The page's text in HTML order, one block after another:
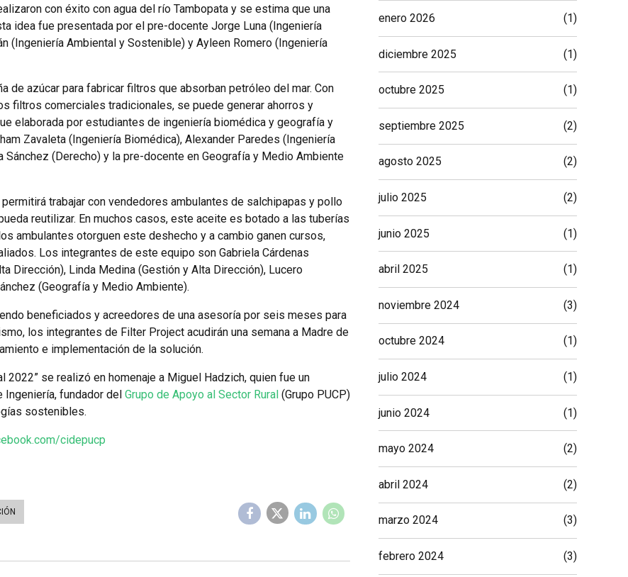
con éxito con agua del río Tambopata y se estima que una
idea fue presentada por el pre-docente Jorge Luna (Ingeniería
(Ingeniería Ambiental y Sostenible) y Ayleen Romero (Ingeniería
de azúcar para fabricar filtros que absorban petróleo del mar. Con
filtros comerciales tradicionales, se puede generar ahorros y
elaborada por estudiantes de ingeniería biomédica y geografía y
Zavaleta (Ingeniería Biomédica), Alexander Paredes (Ingeniería
Sánchez (Derecho) y la pre-docente en Geografía y Medio Ambiente
trabajar con vendedores ambulantes de salchipapas y pollo
reutilizar. En muchos casos, este aceite es botado a las tuberías
ambulantes otorguen este deshecho y a cambio ganen cursos,
Los integrantes de este equipo son Gabriela Cárdenas
Dirección), Linda Medina (Gestión y Alta Dirección), Lucero
(Geografía y Medio Ambiente).
beneficiados y acreedores de una asesoría por seis meses para
los integrantes de Filter Project acudirán una semana a Madre de
e implementación de la solución.
se realizó en homenaje a Miguel Hadzich, quien fue un
fundador del Grupo de Apoyo al Sector Rural (Grupo PUCP)
sostenibles.
cidepucp
enero 2026 (1)
diciembre 2025 (1)
octubre 2025 (1)
septiembre 2025 (2)
agosto 2025 (2)
julio 2025 (2)
junio 2025 (1)
abril 2025 (1)
noviembre 2024 (3)
octubre 2024 (1)
julio 2024 (1)
junio 2024 (1)
mayo 2024 (2)
abril 2024 (2)
marzo 2024 (3)
febrero 2024 (3)